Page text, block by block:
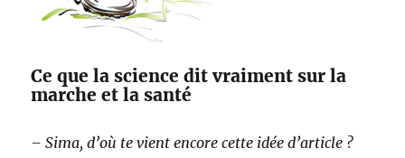
Ce que la science dit vraiment sur la
marche et la santé
– Sima, d’où te vient encore cette idée d’article ?